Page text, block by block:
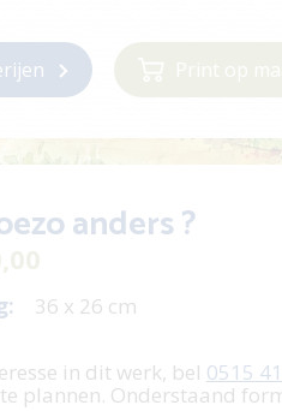
anders ?
36 x 26 cm
in dit werk, bel 0515
plannen. Onderstaand